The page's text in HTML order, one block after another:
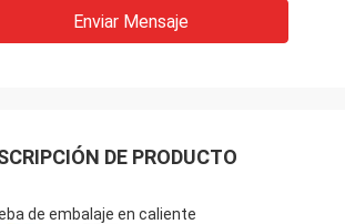
Enviar Mensaje
DE PRODUCTO
de embalaje en caliente